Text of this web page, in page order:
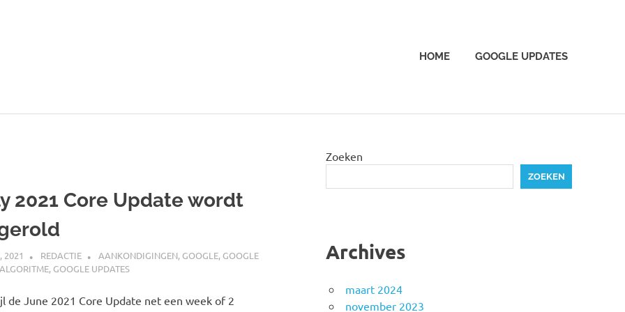
HOME GOOGLE UPDATES
2021 Core Update wordt
2021 REDACTIE AANKONDIGINGEN, GOOGLE, GOOGLE
, GOOGLE UPDATES
de June 2021 Core Update net een week of 2
Zoeken
ZOEKEN
Archives
maart 2024
november 2023